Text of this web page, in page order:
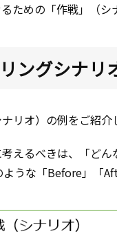
ための「作戦」（シ
ングシナリ
リオ）の例をご紹介
えるべきは、「ど
うな「Before」「